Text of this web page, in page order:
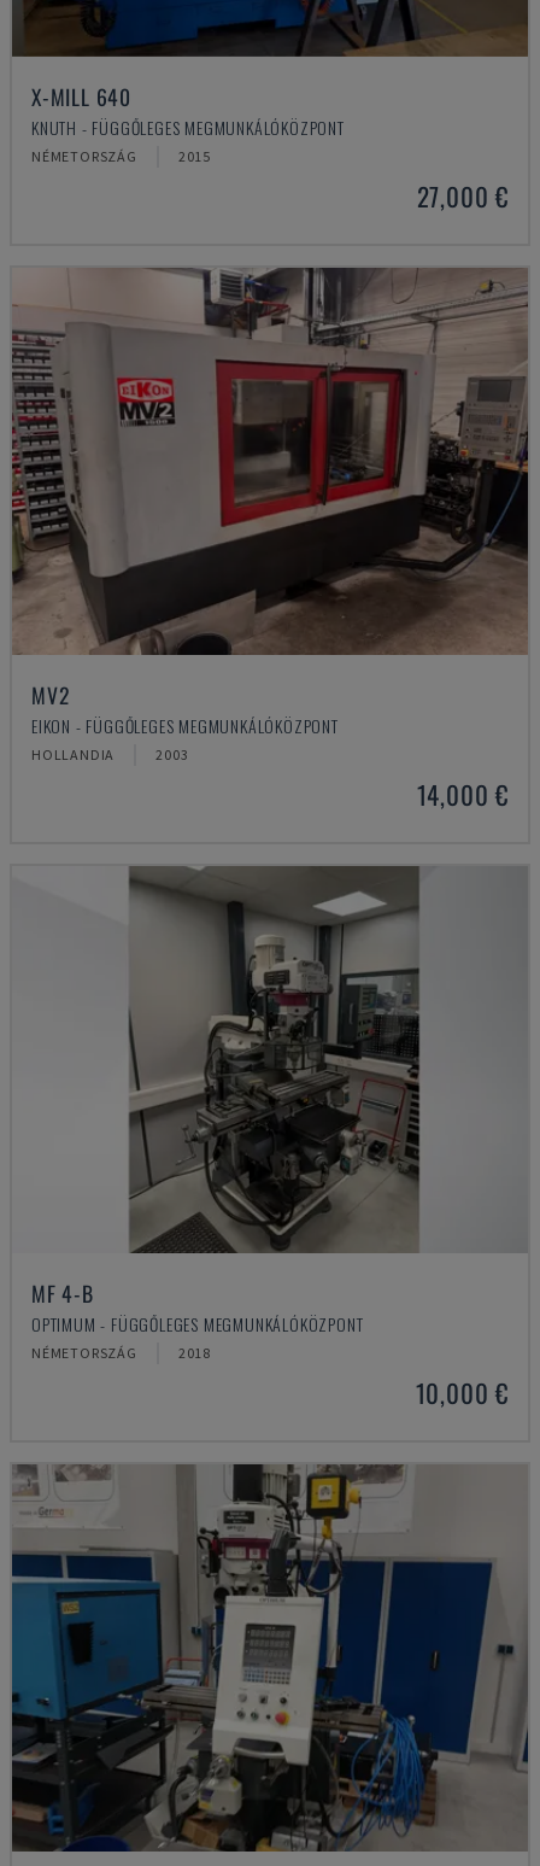
X-MILL 640
KNUTH - FÜGGŐLEGES MEGMUNKÁLÓKÖZPONT
NÉMETORSZÁG 2015
27,000 €
MV2
EIKON - FÜGGŐLEGES MEGMUNKÁLÓKÖZPONT
HOLLANDIA 2003
14,000 €
MF 4-B
OPTIMUM - FÜGGŐLEGES MEGMUNKÁLÓKÖZPONT
NÉMETORSZÁG 2018
10,000 €